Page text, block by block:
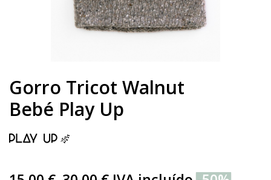
Gorro Tricot Walnut
Bebé Play Up